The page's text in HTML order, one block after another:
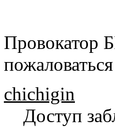
Провокатор
chichigin
Доступ